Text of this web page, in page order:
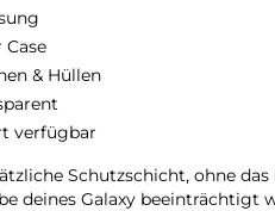
Case
& Hüllen
verfügbar
Schutzschicht, ohne
deines Galaxy beeinträchtigt